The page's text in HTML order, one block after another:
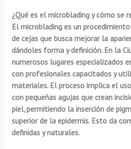
¿Qué es el microblading y cómo se
El microblading es un
de cejas que busca mejorar la
dándoles forma y definición. En la
numerosos lugares especializados
con profesionales capacitados y
materiales. El proceso implica el
con pequeñas agujas que crean
piel, permitiendo la inserción de
superior de la epidermis. Esto da
definidas y naturales.